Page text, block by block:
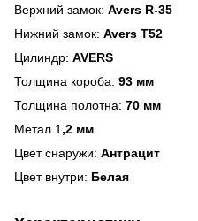
Верхний замок: Avers R-35
Нижний замок: Avers T52
Цилиндр: AVERS
Толщина короба: 93 мм
Толщина полотна: 70 мм
Метал 1 ,2 мм
Цвет снаружи: Антрацит
Цвет внутри: Белая